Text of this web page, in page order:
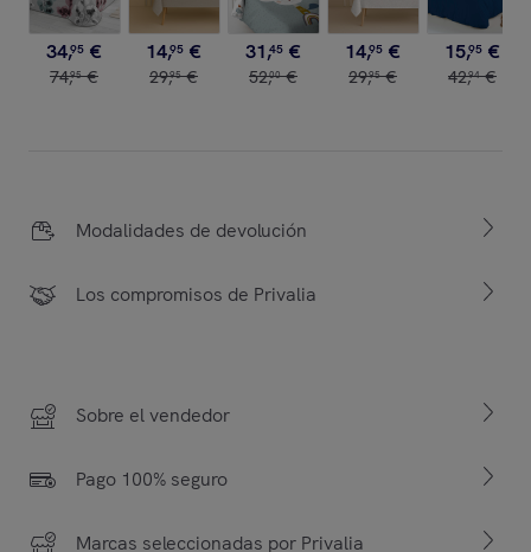
34,95 €
74,95 €
14,95 €
29,95 €
31,45 €
52,00 €
14,95 €
29,95 €
15,95 €
42,94 €
Modalidades de devolución
Los compromisos de Privalia
Sobre el vendedor
Pago 100% seguro
Marcas seleccionadas por Privalia